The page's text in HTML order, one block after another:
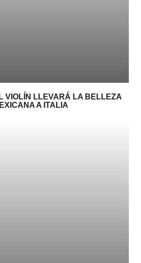
VIOLÍN LLEVARÁ LA BELLEZA
A ITALIA